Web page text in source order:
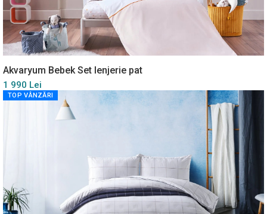
Akvaryum Bebek Set lenjerie pat
1 990 Lei
TOP VÂNZĂRI